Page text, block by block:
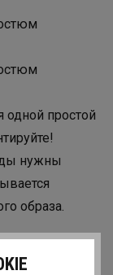
одной простой
нужны
образа.